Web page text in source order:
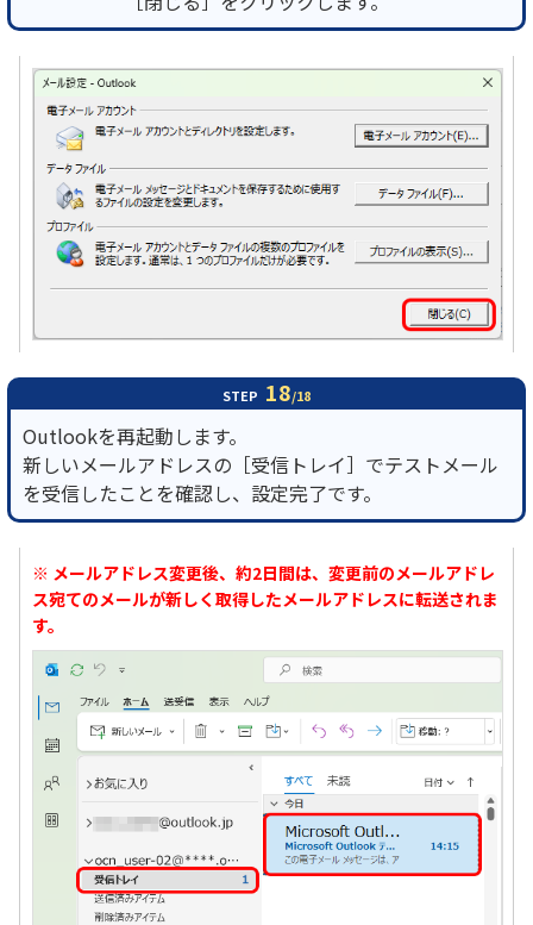
STEP 18/18
Outlookを再起動します。
新しいメールアドレスの［受信トレイ］でテストメール
を受信したことを確認し、設定完了です。
※ メールアドレス変更後、約2日間は、変更前のメールアドレ
ス宛てのメールが新しく取得したメールアドレスに転送されま
す。